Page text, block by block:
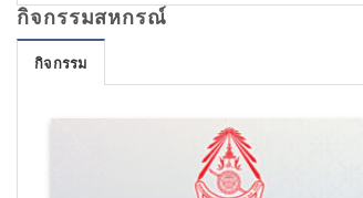
กิจกรรมสหกรณ์
กิจกรรม